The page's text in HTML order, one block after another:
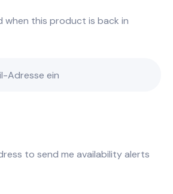
this product is back in
to send me availability alerts